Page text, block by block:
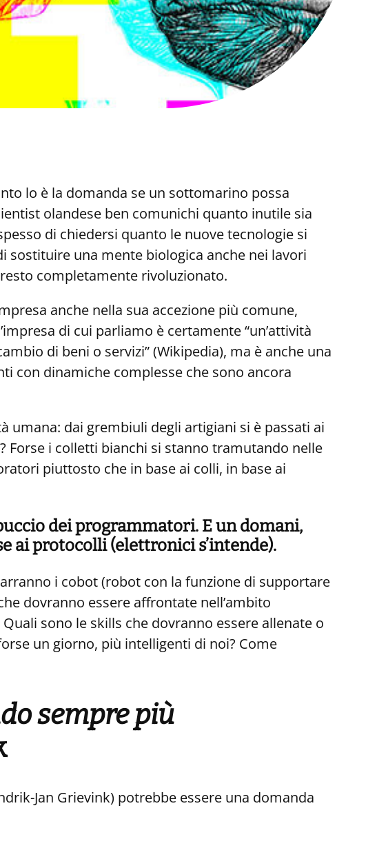
lo è la domanda se un sottomarino possa
olandese ben comunichi quanto inutile sia
di chiedersi quanto le nuove tecnologie si
una mente biologica anche nei lavori
completamente rivoluzionato.
anche nella sua accezione più comune,
di cui parliamo è certamente “un’attività
di beni o servizi” (Wikipedia), ma è anche una
con dinamiche complesse che sono ancora
umana: dai grembiuli degli artigiani si è passati ai
Forse i colletti bianchi si stanno tramutando nelle
piuttosto che in base ai colli, in base ai
dei programmatori. E un domani,
ai protocolli (elettronici s’intende).
i cobot (robot con la funzione di supportare
dovranno essere affrontate nell’ambito
sono le skills che dovranno essere allenate o
un giorno, più intelligenti di noi? Come
sempre più
Jan Grievink) potrebbe essere una domanda